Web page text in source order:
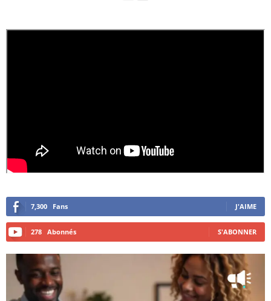
7,300 Fans J'AIME
278 Abonnés S'ABONNER